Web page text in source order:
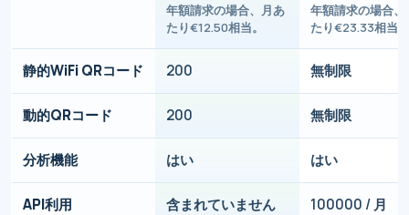
年額請求の場合、月あ
たり€12.50相当。
年額請求の場合、
たり€23.33相当。
静的WiFi QRコード 200 無制限
動的QRコード 200 無制限
分析機能 はい はい
API利用 含まれていません 100000 / 月